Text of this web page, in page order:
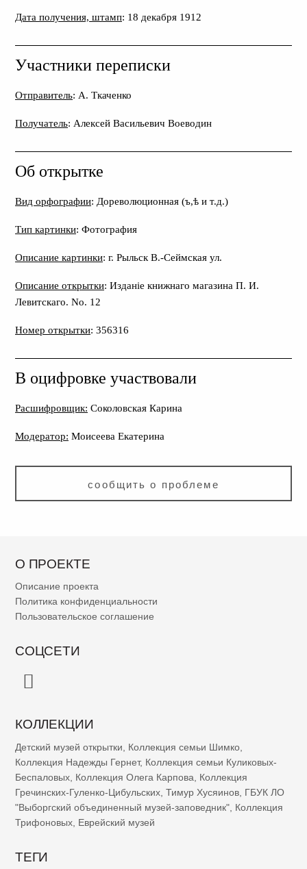
Дата получения, штамп: 18 декабря 1912
Участники переписки
Отправитель: А. Ткаченко
Получатель: Алексей Васильевич Воеводин
Об открытке
Вид орфографии: Дореволюционная (ъ,ѣ и т.д.)
Тип картинки: Фотография
Описание картинки: г. Рыльск В.-Сеймская ул.
Описание открытки: Изданiе книжнаго магазина П. И.
Левитскаго. No. 12
Номер открытки: 356316
В оцифровке участвовали
Расшифровщик: Соколовская Карина
Модератор: Моисеева Екатерина
сообщить о проблеме
О ПРОЕКТЕ
Описание проекта
Политика конфиденциальности
Пользовательское соглашение
СОЦСЕТИ
КОЛЛЕКЦИИ
Детский музей открытки Коллекция семьи Шимко
Коллекция Надежды Гернет, Коллекция семьи Куликовых-
Беспаловых Коллекция Олега Карпова
Коллекция
Гречинских-Гуленко-Цибульских Тимур Хусяинов ГБУК ЛО
"Выборгский объединенный музей-заповедник" Коллекция
Трифоновых Еврейский музей
ТЕГИ